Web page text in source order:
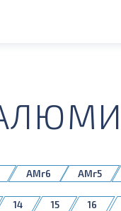
АМг6 АМг5
14 15 16